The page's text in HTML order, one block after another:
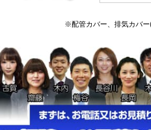
※配管カバー、排気カバー